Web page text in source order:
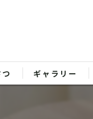
ギャラリー